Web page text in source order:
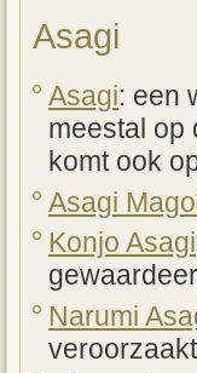
Asagi
Asagi: een
meestal op
komt ook
Asagi
Konjo Asagi
Narumi